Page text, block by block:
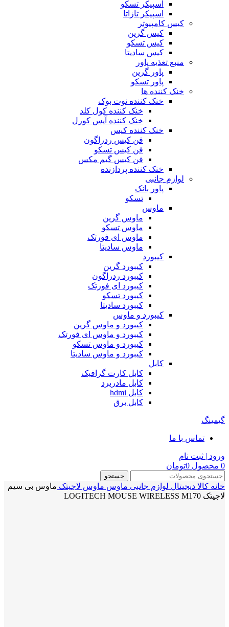
اسپیکر تسکو
اسپیکر تازاتا
کیس کامپیوتر
کیس گرین
کیس تسکو
کیس سادیتا
منبع تغذیه‌ پاور
پاور گرین
پاور تسکو
خنک کننده ها
خنک کننده نوت بوک
خنک کننده کول کلد
خنک کننده آیس کورل
خنک کننده کیس
فن کیس ردراگون
فن کیس تسکو
فن کیس گیم مکس
خنک کننده پردازنده
لوازم جانبی
پاور بانک
تسکو
ماوس
ماوس گرین
ماوس تسکو
ماوس ای فورتک
ماوس سادیتا
کیبورد
کیبورد گرین
کیبورد ردراگون
کیبورد ای فورتک
کیبورد تسکو
کیبورد سادیتا
کیبورد و ماوس
کیبورد و ماوس گرین
کیبورد و ماوس ای فورتک
کیبورد و ماوس تسکو
کیبورد و ماوس سادیتا
کابل
کابل کارت گرافیک
کابل مادربرد
کابل hdmi
کابل برق
گیمینگ
تماس با ما
ورود | ثبت نام
0 محصول 0تومان
جستجو
خانه کالا دیجیتال لوازم جانبی ماوس ماوس لاجیتک ماوس بی سیم
لاجیتک LOGITECH MOUSE WIRELESS M170